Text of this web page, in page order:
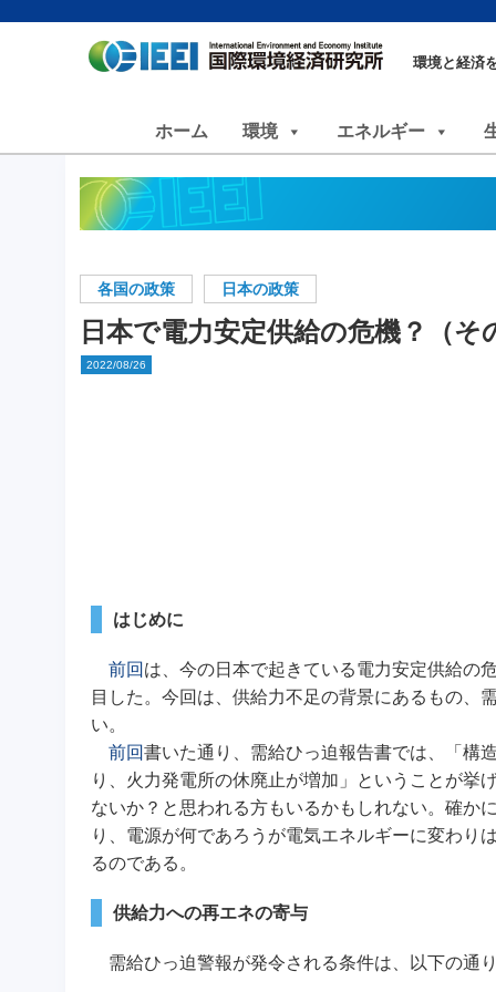
環境と経済
ホーム 環境 エネルギー
各国の政策 日本の政策
日本で電力安定供給の危機？（そ
2022/08/26
はじめに
前回 は、今の日本で起きている電力安定供給の
目した。今回は、供給力不足の背景にあるもの、
い。
前回書いた通り、需給ひっ迫報告書では、「構
り、火力発電所の休廃止が増加」ということが挙
ないか？と思われる方もいるかもしれない。確か
り、電源が何であろうが電気エネルギーに変わり
るのである。
供給力への再エネの寄与
需給ひっ迫警報が発令される条件は、以下の通